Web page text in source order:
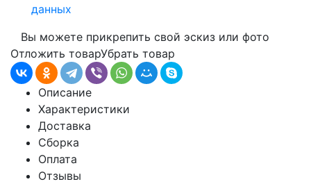
данных
Вы можете прикрепить свой эскиз или фото
Отложить товарУбрать товар
Описание
Характеристики
Доставка
Сборка
Оплата
Отзывы